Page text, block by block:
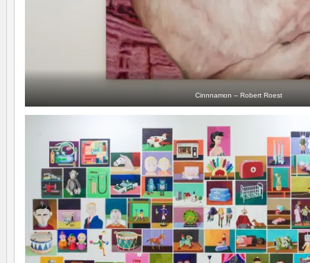
Cinnnamon – Robert Roest